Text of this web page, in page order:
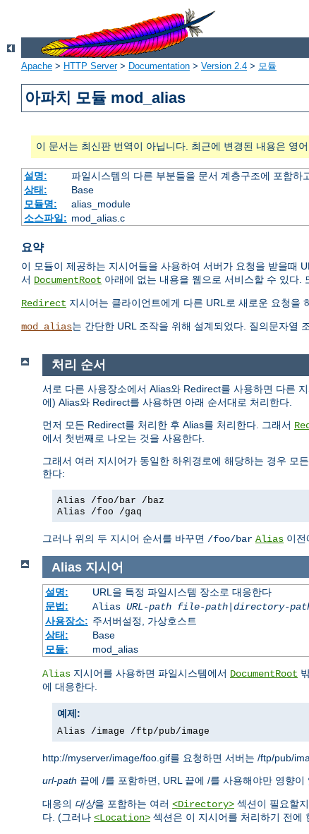
Apache > HTTP Server> Documentation > Version 2.4 > 모듈
아파치 모듈 mod_alias
이 문서는 최신판 번역이 아닙니다. 최근에 변경된 내용은 영
설명:
파일시스템의 다른 부분들을 문서 계층구조에 포함하
상태:
Base
모듈명:
alias_module
소스파일: mod_alias.c
요약
이 모듈이 제공하는 지시어들을 사용하여 서버가 요청을 받을때
서 DocumentRoot 아래에 없는 내용을 웹으로 서비스할 수 있다.
Redirect 지시어는 클라이언트에게 다른 URL로 새로운 요청을
mod_alias는 간단한 URL 조작을 위해 설계되었다. 질의문자열
처리 순서
서로 다른 사용장소에서 Alias와 Redirect를 사용하면 다른
에) Alias와 Redirect를 사용하면 아래 순서대로 처리한다.
먼저 모든 Redirect를 처리한 후 Alias를 처리한다. 그래서
에서 첫번째로 나오는 것을 사용한다.
그래서 여러 지시어가 동일한 하위경로에 해당하는 경우 모
한다:
Alias /foo/bar /baz
Alias /foo /gaq
그러나 위의 두 지시어 순서를 바꾸면 /foo/bar Alias 이전
Alias 지시어
설명:
URL을 특정 파일시스템 장소로 대응한다
문법:
Alias URL-path file-path| directory-
사용장소: 주서버설정, 가상호스트
상태:
Base
모듈:
mod_alias
Alias 지시어를 사용하면 파일시스템에서 DocumentRoot
에 대응한다.
예제:
Alias /image /ftp/pub/image
http://myserver/image/foo.gif를 요청하면 서버는 /ftp/pub/
url-path 끝에 /를 포함하면, URL 끝에 /를 사용해야만 영향이
대응의 대상을 포함하는 여러 <Directory> 섹션이 필요할
다. (그러나 <Location> 섹션은 이 지시어를 처리하기 전에